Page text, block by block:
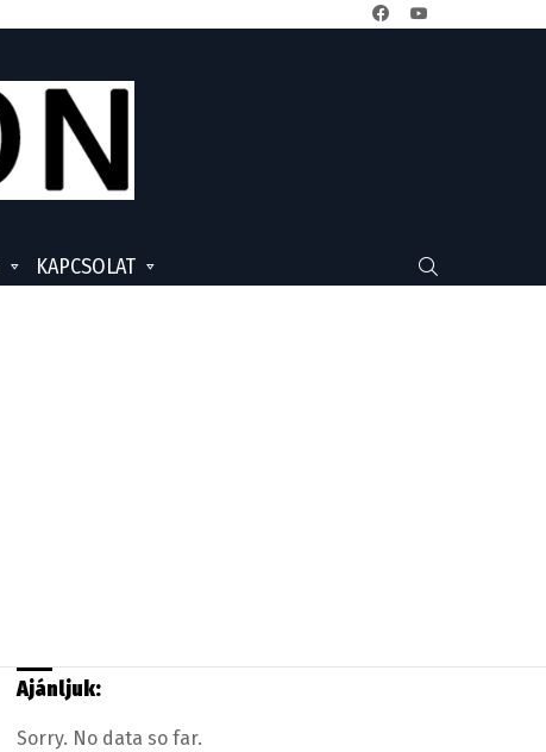
KAPCSOLAT
Ajánljuk:
Sorry. No data so far.